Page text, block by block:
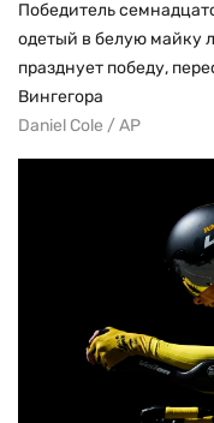
Победитель
одетый в белую майку
празднует победу,
Вингегора
Daniel Cole / AP